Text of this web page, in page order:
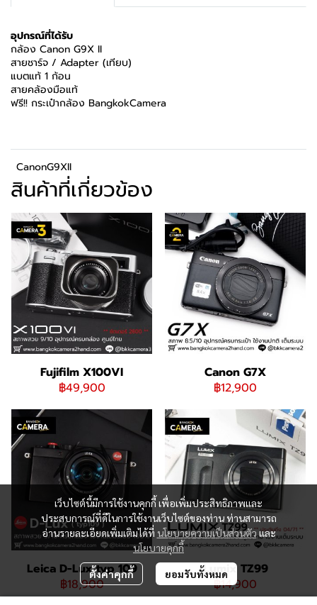
อุปกรณ์ที่ได้รับ
กล้อง Canon G9X II
สายชาร์จ / Adapter (เทียบ)
แบตแท้ 1 ก้อน
สายคล้องมือแท้
ฟรี!! กระเป๋ากล้อง BangkokCamera
CanonG9XII
สินค้าที่เกี่ยวข้อง
Fujifilm X100VI
฿49,900
Canon G7X
฿12,900
Leica D-Lux typ 109
฿18,900
Lumix TZ99
฿14,900
เว็บไซต์นี้มีการใช้งานคุกกี้ เพื่อเพิ่มประสิทธิภาพและ
ประสบการณ์ที่ดีในการใช้งานเว็บไซต์ของท่าน ท่านสามารถ
อ่านรายละเอียดเพิ่มเติมได้ที่ นโยบายความเป็นส่วนตัวและ
นโยบายคุกกี้
ตั้งค่าคุกกี้ ยอมรับทั้งหมด